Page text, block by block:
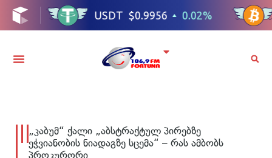
„კაბუმ“ ქალი „აბსტრაქტულ პირებზე
ეჭვიანობის ნიადაგზე სცემა“ – რას ამბობს
პროკურორი